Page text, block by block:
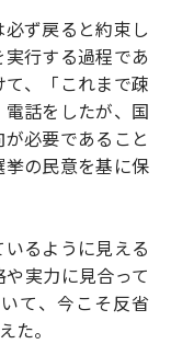
ず戻ると約束し
行する過程であ
、「これまで疎
話をしたが、国
必要であること
の民意を基に保
るように見える
実力に見合って
て、今こそ反省
た。